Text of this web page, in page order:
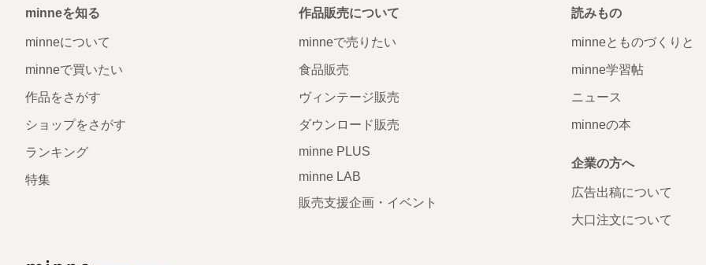
minneを知る
minneについて
minneで買いたい
作品をさがす
ショップをさがす
ランキング
特集
作品販売について
minneで売りたい
食品販売
ヴィンテージ販売
ダウンロード販売
minne PLUS
minne LAB
販売支援企画・イベント
読みもの
minneとものづくりと
minne学習帖
ニュース
minneの本
企業の方へ
広告出稿について
大口注文について